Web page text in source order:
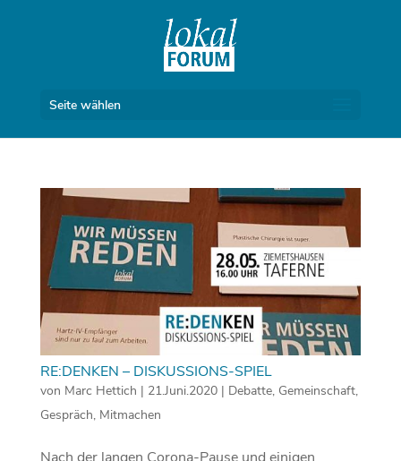
Seite wählen
RE:DENKEN – DISKUSSIONS-SPIEL
von Marc Hettich | 21.Juni.2020| Debatte, Gemeinschaft,
Gespräch, Mitmachen